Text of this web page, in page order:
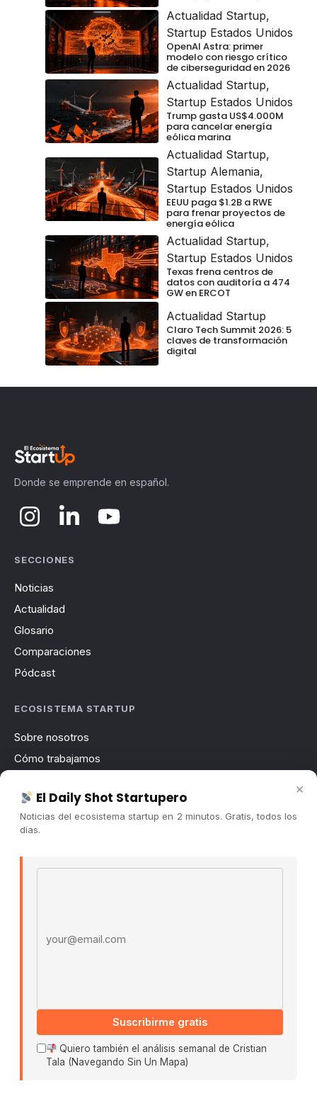
Actualidad Startup,
Startup Estados Unidos
OpenAI Astra: primer
modelo con riesgo crítico
de ciberseguridad en 2026
Actualidad Startup,
Startup Estados Unidos
Trump gasta US$4.000M
para cancelar energía
eólica marina
Actualidad Startup,
Startup Alemania,
Startup Estados Unidos
EEUU paga $1.2B a RWE
para frenar proyectos de
energía eólica
Actualidad Startup,
Startup Estados Unidos
Texas frena centros de
datos con auditoría a 474
GW en ERCOT
Actualidad Startup
Claro Tech Summit 2026: 5
claves de transformación
digital
Donde se emprende en español.
SECCIONES
Noticias
Actualidad
Glosario
Comparaciones
Pódcast
ECOSISTEMA STARTUP
Sobre nosotros
Cómo trabajamos
Contacto
Publicidad
Políticas De Privacidad · Términos De Uso
×
El Daily Shot Startupero
Noticias del ecosistema startup en 2 minutos. Gratis, todos los
días.
Suscribirme gratis
Quiero también el análisis semanal de Cristian
Tala (Navegando Sin Un Mapa)